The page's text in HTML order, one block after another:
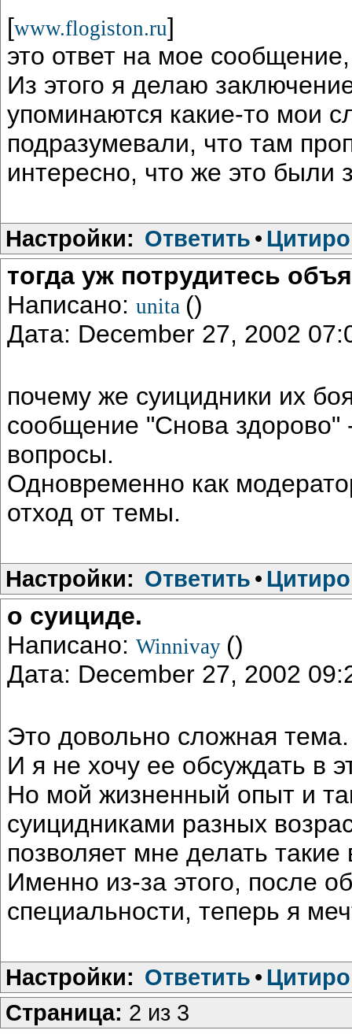
[www.flogiston.ru]
это ответ на мое
Из этого я делаю
упоминаются какие-то мои
подразумевали, что там
интересно, что же это были
Настройки: Ответить •
тогда уж потрудитесь
Написано: unita ()
Дата: December 27, 2002
почему же суицидники их
сообщение "Снова здорово"
вопросы.
Одновременно как
отход от темы.
Настройки: Ответить •
о суициде.
Написано: Winnivay ()
Дата: December 27, 2002
Это довольно сложная тема.
И я не хочу ее обсуждать в
Но мой жизненный опыт и
суицидниками разных
позволяет мне делать
Именно из-за этого, после
специальности, теперь я
Настройки: Ответить •
Страница: 2 из 3